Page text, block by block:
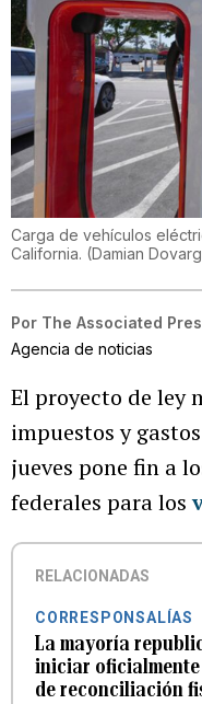
Carga de vehículos
California. (Damian
Por The Associated
Agencia de noticias
El proyecto de ley
impuestos y
jueves pone fin a
federales para los
RELACIONADAS
CORRESPONSALÍAS
La mayoría
iniciar
de reconciliación